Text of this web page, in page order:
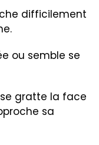
difficilement
ou semble se
gratte la face
sa